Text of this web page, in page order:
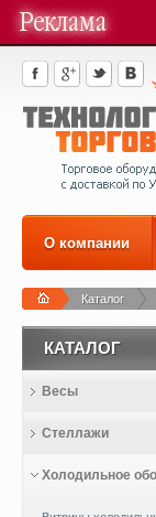
О компании
Каталог
КАТАЛОГ
Весы
Стеллажи
Холодильное